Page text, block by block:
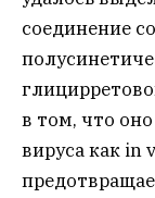
соединение
в том, что
вируса как in